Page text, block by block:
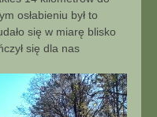
osłabieniu był to
się w miarę blisko
się dla nas